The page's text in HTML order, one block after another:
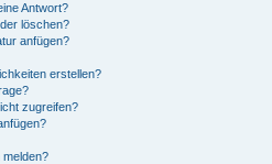
Antwort?
löschen?
anfügen?
erstellen?
zugreifen?
melden?